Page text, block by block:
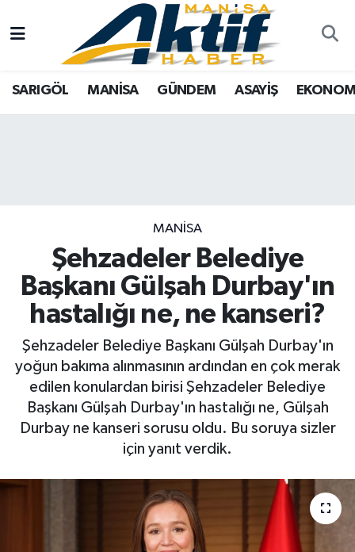
SARIGÖL MANİSA GÜNDEM ASAYİŞ
MANİSA
Şehzadeler Belediye
Başkanı Gülşah Durbay'ın
hastalığı ne, ne kanseri?
Şehzadeler Belediye Başkanı Gülşah Durbay'ın
yoğun bakıma alınmasının ardından en çok merak
edilen konulardan birisi Şehzadeler Belediye
Başkanı Gülşah Durbay'ın hastalığı ne, Gülşah
Durbay ne kanseri sorusu oldu. Bu soruya sizler
için yanıt verdik.
Yazarlar
SARIGÖL
SPOR
TARIM
SİYASET
RESMİ İLAN
BİLİM VE TEKNOLOJİ
Türkiye
Eğitim
Kültür Sanat
Manisa
RESMİ İLAN
Yaşam
Manisa Nöbetçi Eczaneler
Süper Lig Puan Durumu ve Fikstür
Tüm Manşetler
Son Dakika Haberleri
Haber Arşivi